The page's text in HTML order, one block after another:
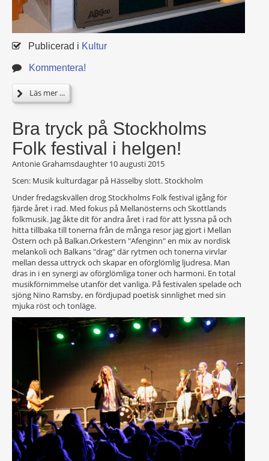
Publicerad i Kultur
Kommentera!
Läs mer ...
Bra tryck på Stockholms
Folk festival i helgen!
Antonie Grahamsdaughter 10 augusti 2015
Scen: Musik kulturdagar på Hässelby slott. Stockholm
Under fredagskvällen drog Stockholms Folk festival igång för
fjärde året i rad. Med fokus på Mellanösterns och Skottlands
folkmusik. Jag åkte dit för andra året i rad för att lyssna på och
hitta tillbaka till tonerna från de många resor jag gjort i Mellan
Östern och på Balkan.Orkestern "Afenginn" en mix av nordisk
melankoli och Balkans "drag" där rytmen och tonerna virvlar
mellan dessa uttryck och skapar en oförglömlig ljudresa. Man
dras in i en synergi av oförglömliga toner och harmoni. En total
musikförnimmelse utanför det vanliga. På festivalen spelade och
sjöng Nino Ramsby, en fördjupad poetisk sinnlighet med sin
mjuka röst och tonläge.